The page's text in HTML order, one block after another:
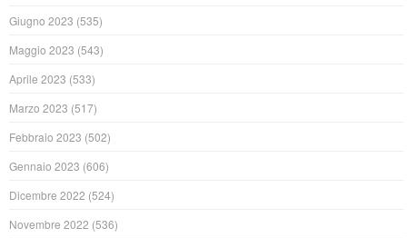
Giugno 2023 (535)
Maggio 2023 (543)
Aprile 2023 (533)
Marzo 2023 (517)
Febbraio 2023 (502)
Gennaio 2023 (606)
Dicembre 2022 (524)
Novembre 2022 (536)